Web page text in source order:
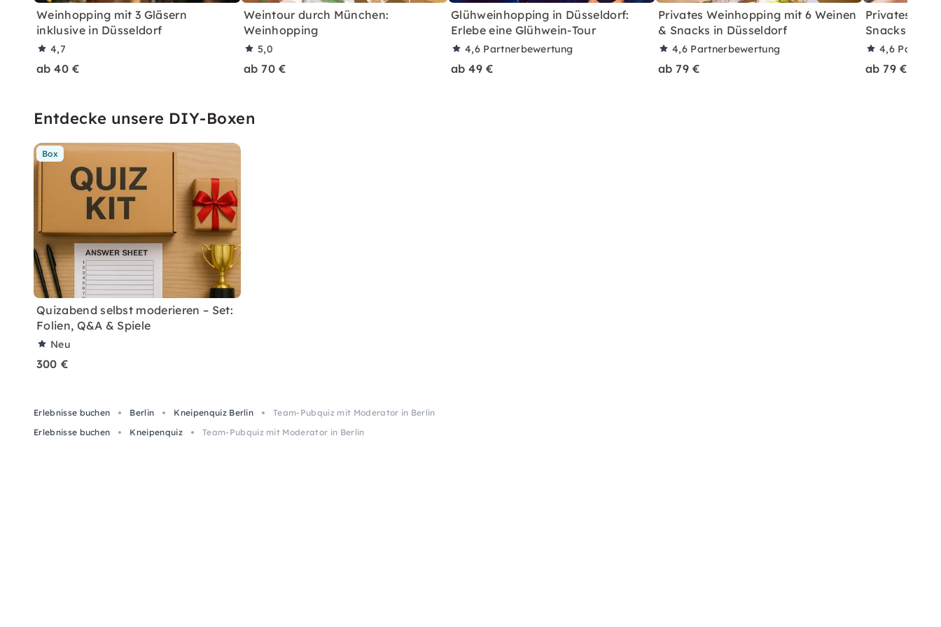
Weinhopping mit 3 Gläsern
inklusive in Düsseldorf
4,7
ab 40 €
Weintour durch München:
Weinhopping
5,0
ab 70 €
Glühweinhopping in Düsseldorf:
Erlebe eine Glühwein-Tour
4,6 Partnerbewertung
ab 49 €
Privates Weinhopping mit 6 Weinen
& Snacks in Düsseldorf
4,6 Partnerbewertung
ab 79 €
Privates
Snacks in
4,6
ab 79 €
Entdecke unsere DIY-Boxen
Box
Quizabend selbst moderieren – Set:
Folien, Q&A & Spiele
Neu
300 €
Erlebnisse buchen Berlin Kneipenquiz Berlin
Team-Pubquiz mit Moderator in Berlin
Erlebnisse buchen
Kneipenquiz Team-Pubquiz mit Moderator in Berlin